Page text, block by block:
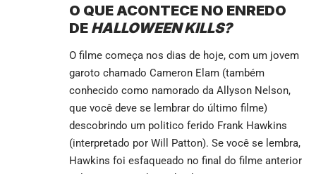
O QUE ACONTECE NO ENREDO
DE HALLOWEEN KILLS?
O filme começa nos dias de hoje, com um jovem
garoto chamado Cameron Elam (também
conhecido como namorado da Allyson Nelson,
que você deve se lembrar do último filme)
descobrindo um politico ferido Frank Hawkins
(interpretado por Will Patton). Se você se lembra,
Hawkins foi esfaqueado no final do filme anterior